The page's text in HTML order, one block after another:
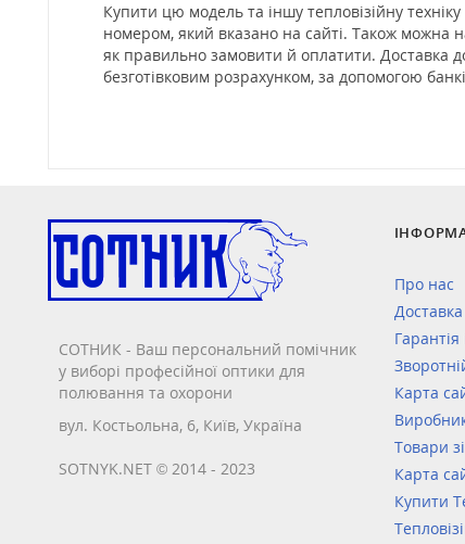
Купити цю модель та іншу тепловізійну
номером, який вказано на сайті. Також можна
як правильно замовити й оплатити. Доставка
безготівковим розрахунком, за допомогою
СОТНИК - Ваш персональний помічник
у виборі професійної оптики для
полювання та охорони
вул. Костьольна, 6, Київ, Україна
SOTNYK.NET © 2014 - 2023
Про нас
Гарантія
Карта
Товари
Карта
Купити